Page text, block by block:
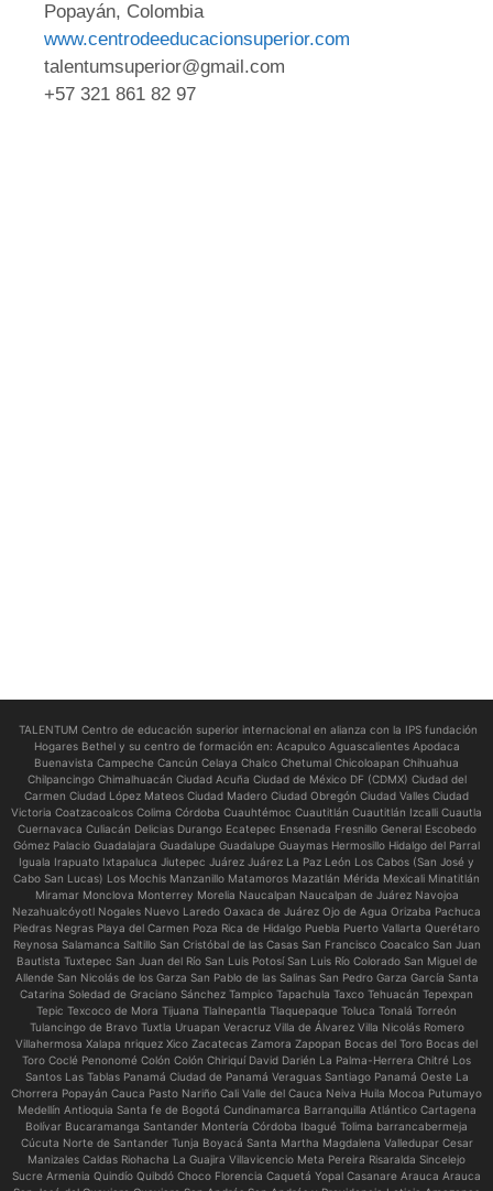
Popayán, Colombia
www.centrodeeducacionsuperior.com
talentumsuperior@gmail.com
+57 321 861 82 97
TALENTUM Centro de educación superior internacional en alianza con la IPS fundación
Hogares Bethel y su centro de formación en: Acapulco Aguascalientes Apodaca
Buenavista Campeche Cancún Celaya Chalco Chetumal Chicoloapan Chihuahua
Chilpancingo Chimalhuacán Ciudad Acuña Ciudad de México DF (CDMX) Ciudad del
Carmen Ciudad López Mateos Ciudad Madero Ciudad Obregón Ciudad Valles Ciudad
Victoria Coatzacoalcos Colima Córdoba Cuauhtémoc Cuautitlán Cuautitlán Izcalli Cuautla
Cuernavaca Culiacán Delicias Durango Ecatepec Ensenada Fresnillo General Escobedo
Gómez Palacio Guadalajara Guadalupe Guadalupe Guaymas Hermosillo Hidalgo del Parral
Iguala Irapuato Ixtapaluca Jiutepec Juárez Juárez La Paz León Los Cabos (San José y
Cabo San Lucas) Los Mochis Manzanillo Matamoros Mazatlán Mérida Mexicali Minatitlán
Miramar Monclova Monterrey Morelia Naucalpan Naucalpan de Juárez Navojoa
Nezahualcóyotl Nogales Nuevo Laredo Oaxaca de Juárez Ojo de Agua Orizaba Pachuca
Piedras Negras Playa del Carmen Poza Rica de Hidalgo Puebla Puerto Vallarta Querétaro
Reynosa Salamanca Saltillo San Cristóbal de las Casas San Francisco Coacalco San Juan
Bautista Tuxtepec San Juan del Río San Luis Potosí San Luis Río Colorado San Miguel de
Allende San Nicolás de los Garza San Pablo de las Salinas San Pedro Garza García Santa
Catarina Soledad de Graciano Sánchez Tampico Tapachula Taxco Tehuacán Tepexpan
Tepic Texcoco de Mora Tijuana Tlalnepantla Tlaquepaque Toluca Tonalá Torreón
Tulancingo de Bravo Tuxtla Uruapan Veracruz Villa de Álvarez Villa Nicolás Romero
Villahermosa Xalapa nriquez Xico Zacatecas Zamora Zapopan Bocas del Toro Bocas del
Toro Coclé Penonomé Colón Colón Chiriquí David Darién La Palma-Herrera Chitré Los
Santos Las Tablas Panamá Ciudad de Panamá Veraguas Santiago Panamá Oeste La
Chorrera Popayán Cauca Pasto Nariño Cali Valle del Cauca Neiva Huila Mocoa Putumayo
Medellín Antioquia Santa fe de Bogotá Cundinamarca Barranquilla Atlántico Cartagena
Bolívar Bucaramanga Santander Montería Córdoba Ibagué Tolima barrancabermeja
Cúcuta Norte de Santander Tunja Boyacá Santa Martha Magdalena Valledupar Cesar
Manizales Caldas Riohacha La Guajira Villavicencio Meta Pereira Risaralda Sincelejo
Sucre Armenia Quindío Quibdó Choco Florencia Caquetá Yopal Casanare Arauca Arauca